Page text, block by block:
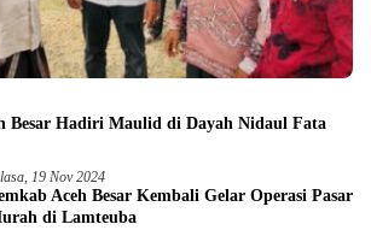
Besar Hadiri Maulid di Dayah Nidaul Fata
19 Nov 2024
Aceh Besar Kembali Gelar Operasi Pasar
di Lamteuba